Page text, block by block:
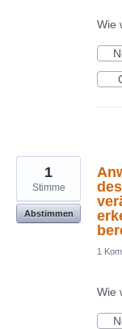
Wie
1
Stimme
Abstimmen
1
Wie